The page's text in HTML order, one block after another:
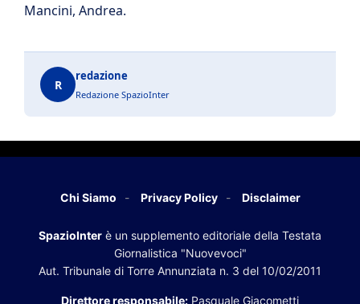
Mancini, Andrea.
R
redazione
Redazione SpazioInter
Chi Siamo Privacy Policy Disclaimer
SpazioInter è un supplemento editoriale della Testata
Giornalistica "Nuovevoci"
Aut. Tribunale di Torre Annunziata n. 3 del 10/02/2011
Direttore responsabile: Pasquale Giacometti